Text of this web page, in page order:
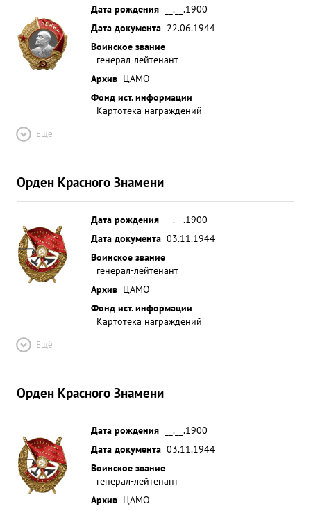
Дата рождения
__.__.1900
Дата документа 22.06.1944
Воинское звание
генерал-лейтенант
Архив ЦАМО
Фонд ист. информации
Картотека награждений
Ещё
Орден Красного Знамени
Дата рождения
__.__.1900
Дата документа 03.11.1944
Воинское звание
генерал-лейтенант
Архив ЦАМО
Фонд ист. информации
Картотека награждений
Ещё
Орден Красного Знамени
Дата рождения
__.__.1900
Дата документа 03.11.1944
Воинское звание
генерал-лейтенант
Архив ЦАМО